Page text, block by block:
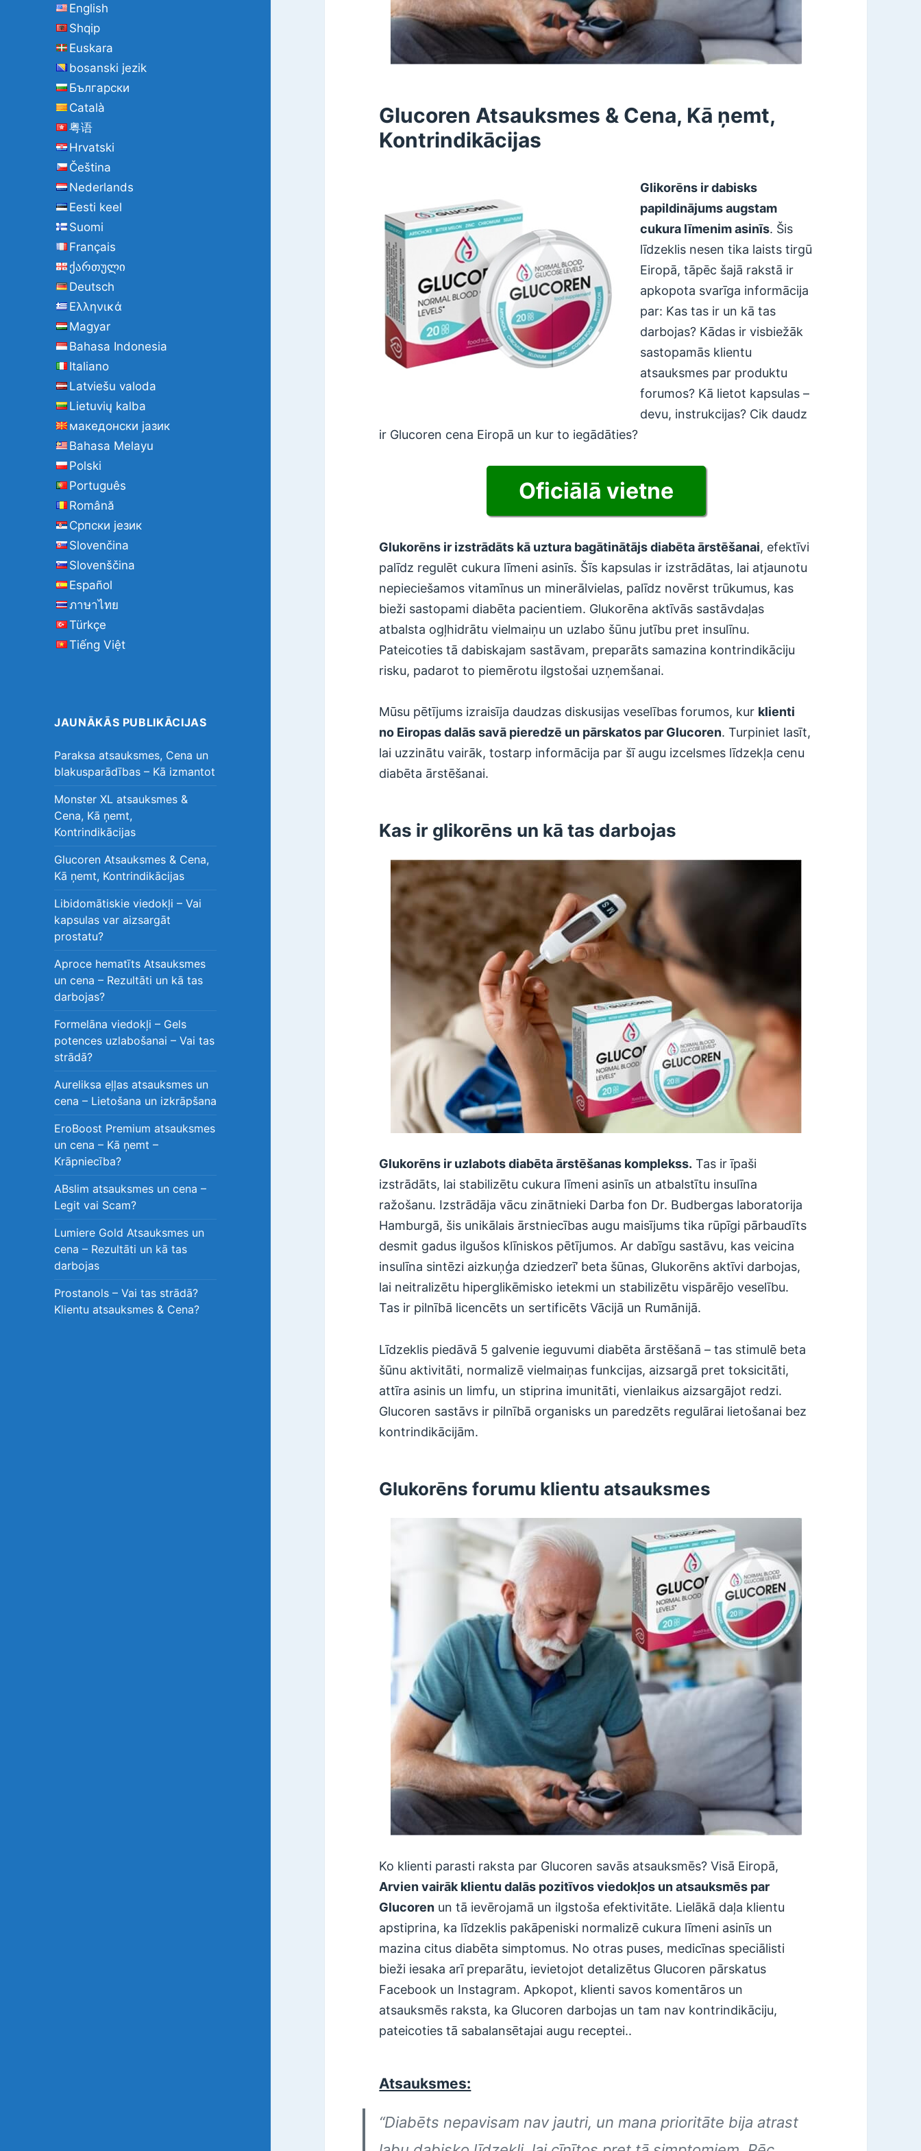
English
Shqip
Euskara
bosanski jezik
Български
Català
粤语
Hrvatski
Čeština
Nederlands
Eesti keel
Suomi
Français
ქართული
Deutsch
Ελληνικά
Magyar
Bahasa Indonesia
Italiano
Latviešu valoda
Lietuvių kalba
македонски јазик
Bahasa Melayu
Polski
Português
Română
Cрпски језик
Slovenčina
Slovenščina
Español
ภาษาไทย
Türkçe
Tiếng Việt
JAUNĀKĀS PUBLIKĀCIJAS
Paraksa atsauksmes, Cena un
blakusparādības – Kā izmantot
Monster XL atsauksmes &
Cena, Kā ņemt,
Kontrindikācijas
Glucoren Atsauksmes & Cena,
Kā ņemt, Kontrindikācijas
Libidomātiskie viedokļi – Vai
kapsulas var aizsargāt
prostatu?
Aproce hematīts Atsauksmes
un cena – Rezultāti un kā tas
darbojas?
Formelāna viedokļi – Gels
potences uzlabošanai – Vai tas
strādā?
Aureliksa eļļas atsauksmes un
cena – Lietošana un izkrāpšana
EroBoost Premium atsauksmes
un cena – Kā ņemt –
Krāpniecība?
ABslim atsauksmes un cena –
Legit vai Scam?
Lumiere Gold Atsauksmes un
cena – Rezultāti un kā tas
darbojas
Prostanols – Vai tas strādā?
Klientu atsauksmes & Cena?
Glucoren Atsauksmes & Cena, Kā ņemt,
Kontrindikācijas
Glikorēns ir dabisks
papildinājums augstam
cukura līmenim asinīs. Šis
līdzeklis nesen tika laists tirgū
Eiropā, tāpēc šajā rakstā ir
apkopota svarīga informācija
par: Kas tas ir un kā tas
darbojas? Kādas ir visbiežāk
sastopamās klientu
atsauksmes par produktu
forumos? Kā lietot kapsulas –
devu, instrukcijas? Cik daudz
ir Glucoren cena Eiropā un kur to iegādāties?
Oficiālā vietne
Glukorēns ir izstrādāts kā uztura bagātinātājs diabēta ārstēšanai, efektīvi
palīdz regulēt cukura līmeni asinīs. Šīs kapsulas ir izstrādātas, lai atjaunotu
nepieciešamos vitamīnus un minerālvielas, palīdz novērst trūkumus, kas
bieži sastopami diabēta pacientiem. Glukorēna aktīvās sastāvdaļas
atbalsta ogļhidrātu vielmaiņu un uzlabo šūnu jutību pret insulīnu.
Pateicoties tā dabiskajam sastāvam, preparāts samazina kontrindikāciju
risku, padarot to piemērotu ilgstošai uzņemšanai.
Mūsu pētījums izraisīja daudzas diskusijas veselības forumos, kur klienti
no Eiropas dalās savā pieredzē un pārskatos par Glucoren. Turpiniet lasīt,
lai uzzinātu vairāk, tostarp informācija par šī augu izcelsmes līdzekļa cenu
diabēta ārstēšanai.
Kas ir glikorēns un kā tas darbojas
Glukorēns ir uzlabots diabēta ārstēšanas komplekss. Tas ir īpaši
izstrādāts, lai stabilizētu cukura līmeni asinīs un atbalstītu insulīna
ražošanu. Izstrādāja vācu zinātnieki Darba fon Dr. Budbergas laboratorija
Hamburgā, šis unikālais ārstniecības augu maisījums tika rūpīgi pārbaudīts
desmit gadus ilgušos klīniskos pētījumos. Ar dabīgu sastāvu, kas veicina
insulīna sintēzi aizkuņģa dziedzerī’ beta šūnas, Glukorēns aktīvi darbojas,
lai neitralizētu hiperglikēmisko ietekmi un stabilizētu vispārējo veselību.
Tas ir pilnībā licencēts un sertificēts Vācijā un Rumānijā.
Līdzeklis piedāvā 5 galvenie ieguvumi diabēta ārstēšanā – tas stimulē beta
šūnu aktivitāti, normalizē vielmaiņas funkcijas, aizsargā pret toksicitāti,
attīra asinis un limfu, un stiprina imunitāti, vienlaikus aizsargājot redzi.
Glucoren sastāvs ir pilnībā organisks un paredzēts regulārai lietošanai bez
kontrindikācijām.
Glukorēns forumu klientu atsauksmes
Ko klienti parasti raksta par Glucoren savās atsauksmēs? Visā Eiropā,
Arvien vairāk klientu dalās pozitīvos viedokļos un atsauksmēs par
Glucoren un tā ievērojamā un ilgstoša efektivitāte. Lielākā daļa klientu
apstiprina, ka līdzeklis pakāpeniski normalizē cukura līmeni asinīs un
mazina citus diabēta simptomus. No otras puses, medicīnas speciālisti
bieži iesaka arī preparātu, ievietojot detalizētus Glucoren pārskatus
Facebook un Instagram. Apkopot, klienti savos komentāros un
atsauksmēs raksta, ka Glucoren darbojas un tam nav kontrindikāciju,
pateicoties tā sabalansētajai augu receptei..
Atsauksmes:
“Diabēts nepavisam nav jautri, un mana prioritāte bija atrast